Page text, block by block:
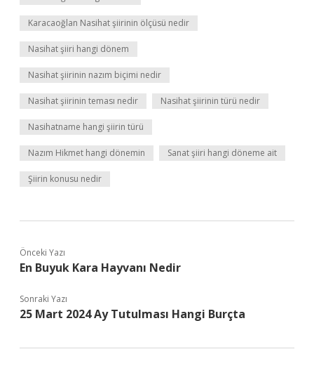
Karacaoğlan Nasihat şiirinin ölçüsü nedir
Nasihat şiiri hangi dönem
Nasihat şiirinin nazım biçimi nedir
Nasihat şiirinin teması nedir Nasihat şiirinin türü nedir
Nasihatname hangi şiirin türü
Nazım Hikmet hangi dönemin Sanat şiiri hangi döneme ait
Şiirin konusu nedir
Önceki Yazı
En Buyuk Kara Hayvanı Nedir
Sonraki Yazı
25 Mart 2024 Ay Tutulması Hangi Burçta